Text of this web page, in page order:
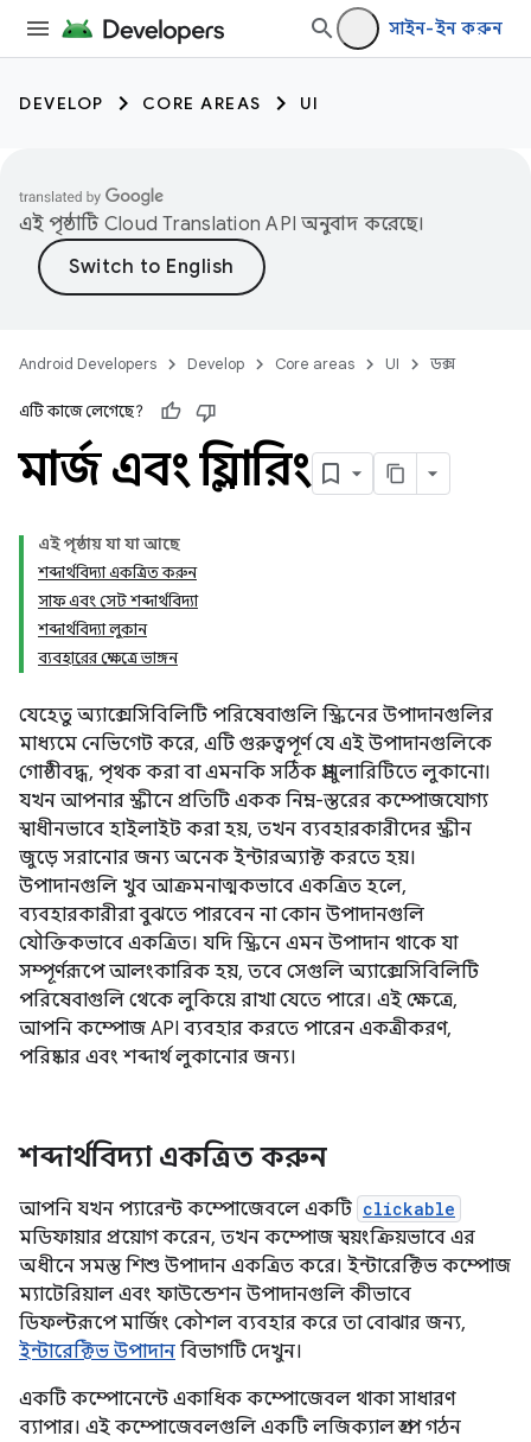
সাইন-ইন করুন
DEVELOP CORE AREAS UI
এই পৃষ্ঠাটি Cloud Translation API অনুবাদ করেছে।
Android Developers Develop Core areas UI ডক্স
এটি কাজে লেগেছে?
মার্জ এবং ক্লিয়ারিং
এই পৃষ্ঠায় যা যা আছে
শব্দার্থবিদ্যা একত্রিত করুন
সাফ এবং সেট শব্দার্থবিদ্যা
শব্দার্থবিদ্যা লুকান
ব্যবহারের ক্ষেত্রে ভাঙ্গন
যেহেতু অ্যাক্সেসিবিলিটি পরিষেবাগুলি স্ক্রিনের উপাদানগুলির
মাধ্যমে নেভিগেট করে, এটি গুরুত্বপূর্ণ যে এই উপাদানগুলিকে
গোষ্ঠীবদ্ধ, পৃথক করা বা এমনকি সঠিক গ্রানুলারিটিতে লুকানো।
যখন আপনার স্ক্রীনে প্রতিটি একক নিম্ন-স্তরের কম্পোজযোগ্য
স্বাধীনভাবে হাইলাইট করা হয়, তখন ব্যবহারকারীদের স্ক্রীন
জুড়ে সরানোর জন্য অনেক ইন্টারঅ্যাক্ট করতে হয়।
উপাদানগুলি খুব আক্রমনাত্মকভাবে একত্রিত হলে,
ব্যবহারকারীরা বুঝতে পারবেন না কোন উপাদানগুলি
যৌক্তিকভাবে একত্রিত। যদি স্ক্রিনে এমন উপাদান থাকে যা
সম্পূর্ণরূপে আলংকারিক হয়, তবে সেগুলি অ্যাক্সেসিবিলিটি
পরিষেবাগুলি থেকে লুকিয়ে রাখা যেতে পারে। এই ক্ষেত্রে,
আপনি কম্পোজ API ব্যবহার করতে পারেন একত্রীকরণ,
পরিষ্কার এবং শব্দার্থ লুকানোর জন্য।
শব্দার্থবিদ্যা একত্রিত করুন
আপনি যখন প্যারেন্ট কম্পোজেবলে একটি clickable
মডিফায়ার প্রয়োগ করেন, তখন কম্পোজ স্বয়ংক্রিয়ভাবে এর
অধীনে সমস্ত শিশু উপাদান একত্রিত করে। ইন্টারেক্টিভ কম্পোজ
ম্যাটেরিয়াল এবং ফাউন্ডেশন উপাদানগুলি কীভাবে
ডিফল্টরূপে মার্জিং কৌশল ব্যবহার করে তা বোঝার জন্য,
ইন্টারেক্টিভ উপাদান বিভাগটি দেখুন।
একটি কম্পোনেন্টে একাধিক কম্পোজেবল থাকা সাধারণ
ব্যাপার। এই কম্পোজেবলগুলি একটি লজিক্যাল গ্রুপ গঠন